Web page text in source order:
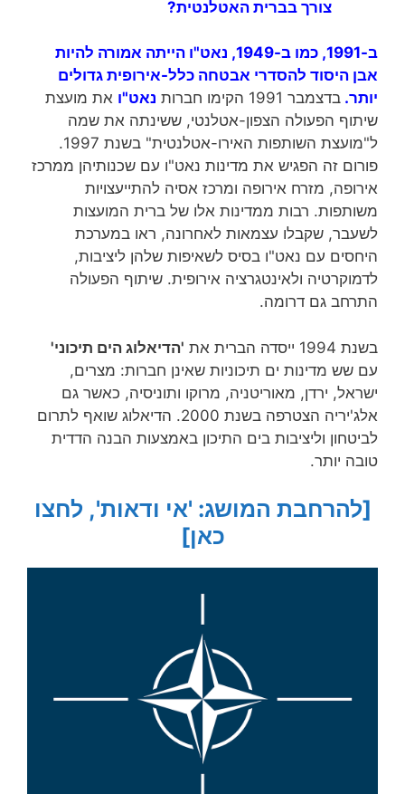
צורך בברית האטלנטית?
ב-1991, כמו ב-1949, נאט"ו הייתה אמורה להיות
אבן היסוד להסדרי אבטחה כלל-אירופית גדולים
יותר. בדצמבר 1991 הקימו חברות נאט"ו את מועצת
שיתוף הפעולה הצפון-אטלנטי, ששינתה את שמה
ל"מועצת השותפות האירו-אטלנטית" בשנת 1997.
פורום זה הפגיש את מדינות נאט"ו עם שכנותיהן ממרכז
אירופה, מזרח אירופה ומרכז אסיה להתייעצויות
משותפות. רבות ממדינות אלו של ברית המועצות
לשעבר, שקבלו עצמאות לאחרונה, ראו במערכת
היחסים עם נאט"ו בסיס לשאיפות שלהן ליציבות,
לדמוקרטיה ולאינטגרציה אירופית. שיתוף הפעולה
התרחב גם דרומה.
בשנת 1994 ייסדה הברית את
'הדיאלוג הים תיכוני'
עם שש מדינות ים תיכוניות שאינן חברות: מצרים,
ישראל, ירדן, מאוריטניה, מרוקו ותוניסיה, כאשר גם
אלג'יריה הצטרפה בשנת 2000. הדיאלוג שואף לתרום
לביטחון וליציבות בים התיכון באמצעות הבנה הדדית
טובה יותר.
[להרחבת המושג: 'אי ודאות', לחצו
כאן]